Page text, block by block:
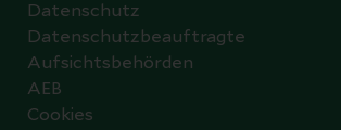
Datenschutz
Datenschutzbeauftragte
Aufsichtsbehörden
AEB
Cookies